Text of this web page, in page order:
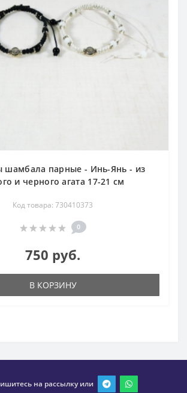
шамбала парные - Инь-Янь - из
и черного агата 17-21 см
Код товара: 730410373
0
750 руб.
В КОРЗИНУ
на рассылку или